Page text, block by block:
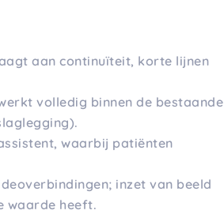
aan continuïteit, korte lijnen
volledig binnen de bestaande
waarbij patiënten
inzet van beeld
waarde heeft.